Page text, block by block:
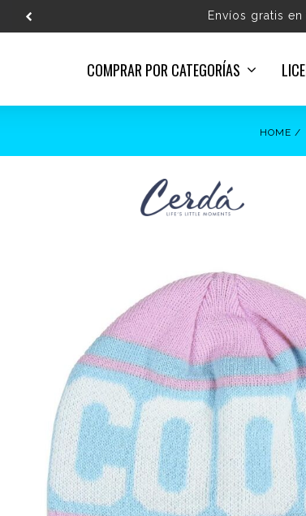
Envíos gratis
COMPRAR POR CATEGORÍAS
HOME